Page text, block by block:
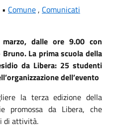
Comune, Comunicati
dalle ore 9.00 con
Bruno. La prima scuola della
da Libera: 25 studenti
dell’evento
la terza edizione della
promossa da Libera, che
di attività.